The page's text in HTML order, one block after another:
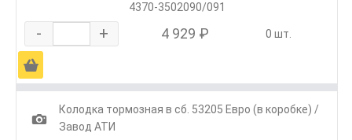
4370-3502090/091
- + 4 929 ₽ 0 шт.
Ä
1
Колодка тормозная в сб. 53205 Евро (в коробке) /
Завод АТИ